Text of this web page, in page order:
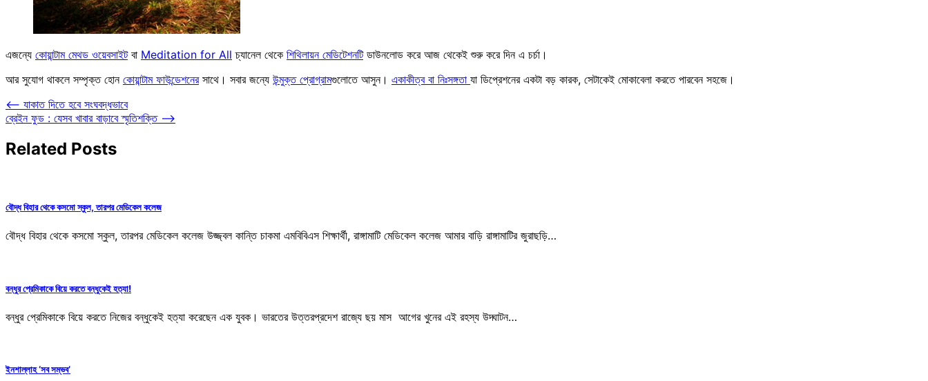
এজন্যে কোয়ান্টাম মেথড ওয়েবসাইটবা Meditation for All চ্যানেল থেকে শিথিলায়ন মেডিটেশনটিডাউনলোড করে আজ থেকেই শুরু করে দিন এ চর্চা।
আর সুযোগ থাকলে সম্পৃক্ত হোন কোয়ান্টাম ফাউন্ডেশনেরসাথে। সবার জন্যে উন্মুক্ত প্রোগ্রামগুলোতে আসুন। একাকীত্ব বা নিঃসঙ্গতা যা ডিপ্রেশনের একটা বড় কারক, সেটাকেই মোকাবেলা করতে পারবেন সহজে।
Post
navigation
⟵ যাকাত দিতে হবে সংঘবদ্ধভাবে
ব্রেইন ফুড : যেসব খাবার বাড়াবে স্মৃতিশক্তি ⟶
Related Posts
বৌদ্ধ বিহার থেকে কসমো স্কুল, তারপর মেডিকেল কলেজ
বৌদ্ধ বিহার থেকে কসমো স্কুল, তারপর মেডিকেল কলেজ উজ্জ্বল কান্তি চাকমা এমবিবিএস শিক্ষার্থী, রাঙ্গামাটি মেডিকেল কলেজ আমার বাড়ি রাঙ্গামাটির জুরাছড়ি…
বন্ধুর প্রেমিকাকে বিয়ে করতে বন্ধুকেই হত্যা!
বন্ধুর প্রেমিকাকে বিয়ে করতে নিজের বন্ধুকেই হত্যা করেছেন এক যুবক। ভারতের উত্তরপ্রদেশ রাজ্যে ছয় মাস আগের খুনের এই রহস্য উদ্ঘাটন…
ইনশাল্লাহ ‘সব সম্ভব’